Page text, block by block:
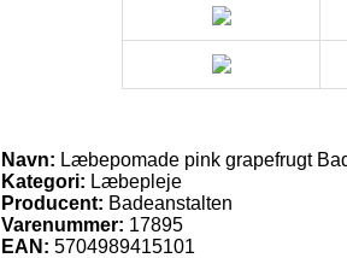
Navn: Læbepomade pink grapefrugt
Kategori: Læbepleje
Producent: Badeanstalten
Varenummer: 17895
EAN: 5704989415101